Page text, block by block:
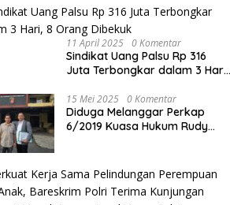
Kota
11 April 2025 0 Komentar
Sindikat Uang Palsu Rp 316
Juta Terbongkar dalam 3 Hari,
15 Mei 2025 0 Komentar
Diduga Melanggar Perkap
6/2019 Kuasa Hukum Rudy